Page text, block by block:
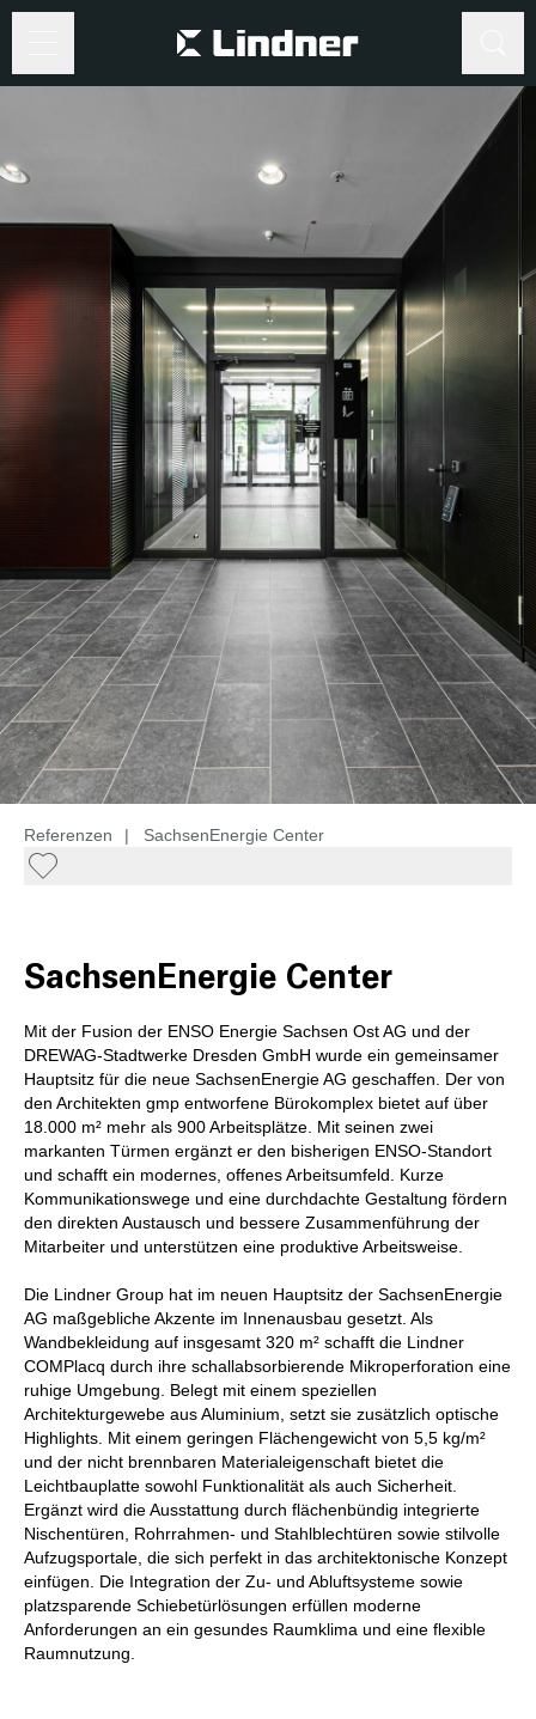
Referenzen | SachsenEnergie Center
SachsenEnergie Center
Mit der Fusion der ENSO Energie Sachsen Ost AG und der
DREWAG-Stadtwerke Dresden GmbH wurde ein gemeinsamer
Hauptsitz für die neue SachsenEnergie AG geschaffen. Der von
den Architekten gmp entworfene Bürokomplex bietet auf über
18.000 m² mehr als 900 Arbeitsplätze. Mit seinen zwei
markanten Türmen ergänzt er den bisherigen ENSO-Standort
und schafft ein modernes, offenes Arbeitsumfeld. Kurze
Kommunikationswege und eine durchdachte Gestaltung fördern
den direkten Austausch und bessere Zusammenführung der
Mitarbeiter und unterstützen eine produktive Arbeitsweise.
Die Lindner Group hat im neuen Hauptsitz der SachsenEnergie
AG maßgebliche Akzente im Innenausbau gesetzt. Als
Wandbekleidung auf insgesamt 320 m² schafft die Lindner
COMPlacq durch ihre schallabsorbierende Mikroperforation eine
ruhige Umgebung. Belegt mit einem speziellen
Architekturgewebe aus Aluminium, setzt sie zusätzlich optische
Highlights. Mit einem geringen Flächengewicht von 5,5 kg/m²
und der nicht brennbaren Materialeigenschaft bietet die
Leichtbauplatte sowohl Funktionalität als auch Sicherheit.
Ergänzt wird die Ausstattung durch flächenbündig integrierte
Nischentüren, Rohrrahmen- und Stahlblechtüren sowie stilvolle
Aufzugsportale, die sich perfekt in das architektonische Konzept
einfügen. Die Integration der Zu- und Abluftsysteme sowie
platzsparende Schiebetürlösungen erfüllen moderne
Anforderungen an ein gesundes Raumklima und eine flexible
Raumnutzung.